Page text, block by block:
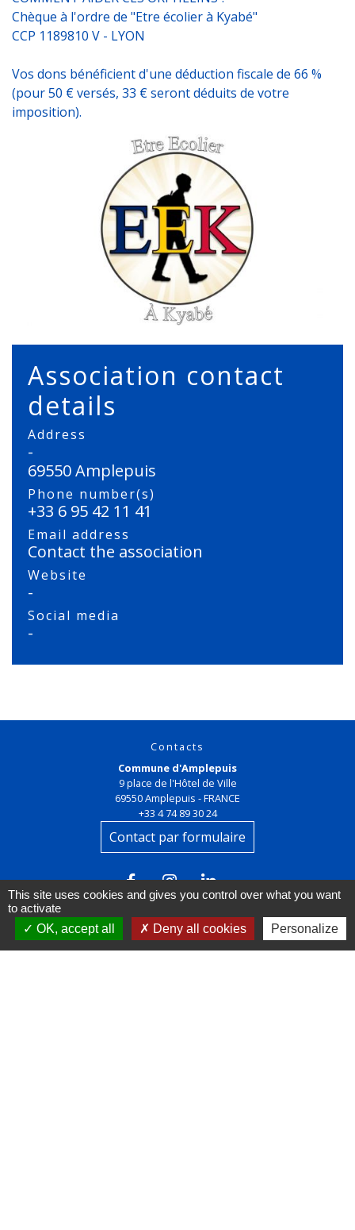
Chèque à l'ordre de "Etre écolier à Kyabé"
CCP 1189810 V - LYON
Vos dons bénéficient d'une déduction fiscale de 66 %
(pour 50 € versés, 33 € seront déduits de votre
imposition).
Association contact
details
Address
-
69550 Amplepuis
Phone number(s)
+33 6 95 42 11 41
Email address
Contact the association
Website
-
Social media
-
Contacts
Commune d'Amplepuis
9 place de l'Hôtel de Ville
69550 Amplepuis - FRANCE
+33 4 74 89 30 24
Contact par formulaire
This site uses cookies and gives you control over what you want
to activate
OK, accept all
Deny all cookies Personalize